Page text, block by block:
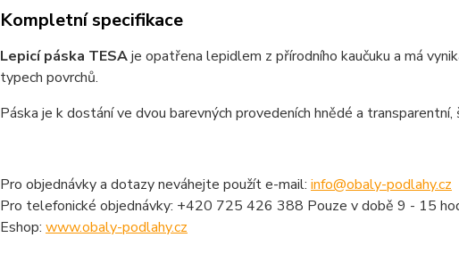
Kompletní specifikace
Lepicí páska TESAje opatřena lepidlem z přírodního kaučuku a má
typech povrchů.
Páska je k dostání ve dvou barevných provedeních hnědé a
Pro objednávky a dotazy neváhejte použít e-mail: info@obaly-podlahy.cz
Pro telefonické objednávky: +420 725 426 388 Pouze v době 9 - 15
Eshop: www.obaly-podlahy.cz